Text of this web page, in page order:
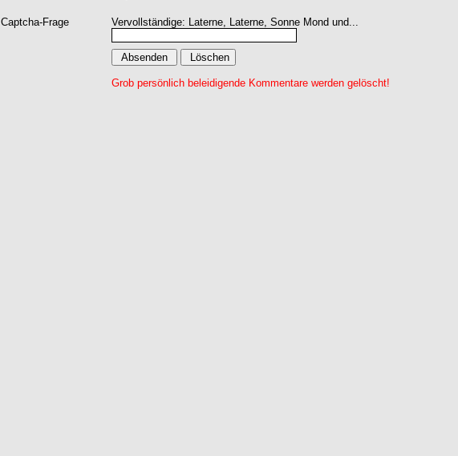
Captcha-Frage Vervollständige: Laterne, Laterne, Sonne Mond und...
Grob persönlich beleidigende Kommentare werden gelöscht!